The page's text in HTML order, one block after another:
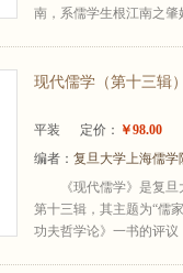
南，系儒学生根江南之肇
现代儒学（第十三辑
平装 定价： ￥98.00
编者： 复旦大学上海儒学
《现代儒学》是复
第十三辑，其主题为“儒
功夫哲学论》一书的评议